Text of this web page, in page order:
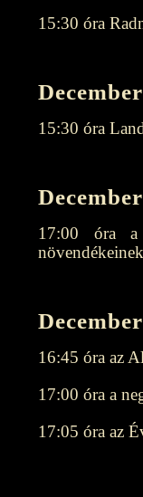
15:30 óra
15:30 óra
17:00 óra a
16:45 óra az
17:00 óra a
17:05 óra az